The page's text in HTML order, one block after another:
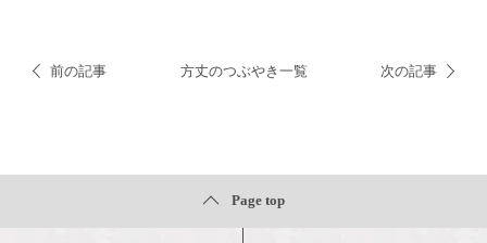
前の記事 方丈のつぶやき一覧 次の記事
Page top